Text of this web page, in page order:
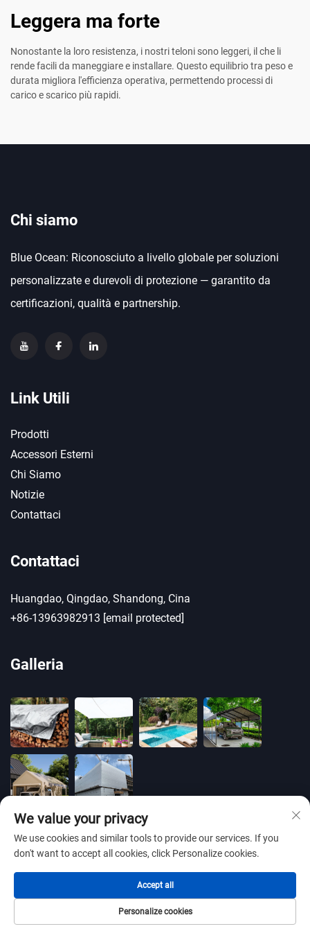
Leggera ma forte
Nonostante la loro resistenza, i nostri teloni sono leggeri, il che li
rende facili da maneggiare e installare. Questo equilibrio tra peso e
durata migliora l'efficienza operativa, permettendo processi di
carico e scarico più rapidi.
Chi siamo
Blue Ocean: Riconosciuto a livello globale per soluzioni
personalizzate e durevoli di protezione — garantito da
certificazioni, qualità e partnership.
Link Utili
Prodotti
Accessori Esterni
Chi Siamo
Notizie
Contattaci
Contattaci
Huangdao, Qingdao, Shandong, Cina
+86-13963982913 [email protected]
Galleria
Copyright © 2025 by BLUE OCEAN PLASTIC CO.,LTD
-Informativa sulla privacy
We value your privacy
We use cookies and similar tools to provide our services. If you
don't want to accept all cookies, click Personalize cookies.
Personalize cookies
Accept all